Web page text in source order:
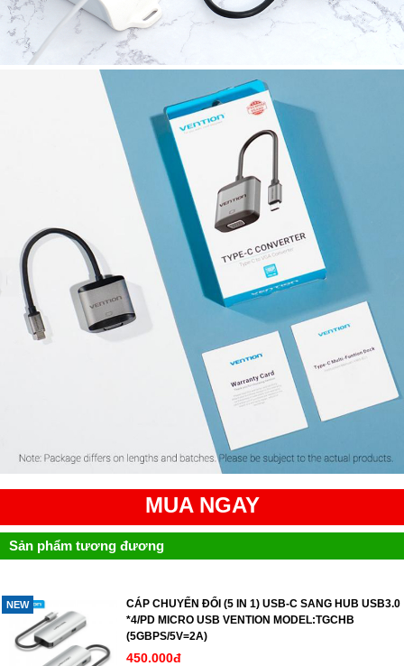
MUA NGAY
Sản phẩm tương đương
NEW
CÁP CHUYỂN ĐỔI (5 IN 1) USB-C SANG HUB USB3.0
*4/PD MICRO USB VENTION MODEL:TGCHB
(5GBPS/5V=2A)
450.000đ